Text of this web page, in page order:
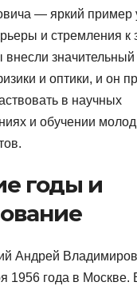
— яркий пример
и стремления к
внесли значительный
и оптики, и он
в научных
и обучении
годы и
Андрей
1956 года в Москве.